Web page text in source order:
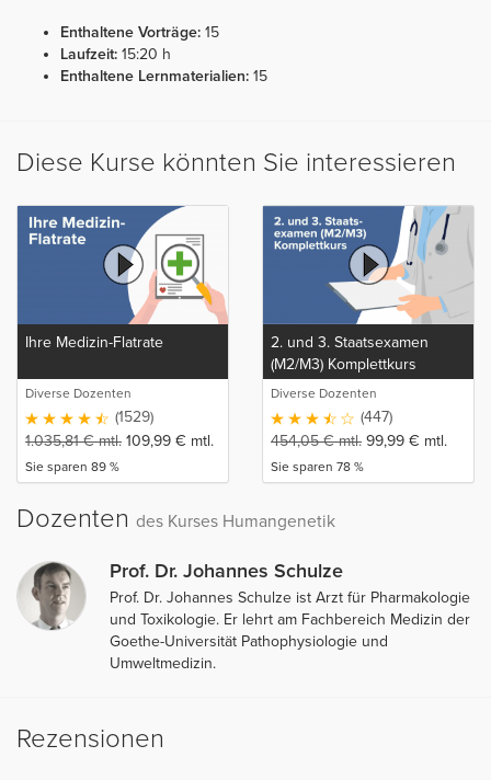
Enthaltene Vorträge: 15
Laufzeit: 15:20 h
Enthaltene Lernmaterialien: 15
Diese Kurse könnten Sie interessieren
Ihre Medizin-Flatrate
Diverse Dozenten
(1529)
1.035,81€mtl. 109,99 € mtl.
Sie sparen 89 %
2. und 3. Staatsexamen
(M2/M3) Komplettkurs
Diverse Dozenten
(447)
454,05€mtl. 99,99 € mtl.
Sie sparen 78 %
Dozenten des Kurses Humangenetik
Prof. Dr. Johannes Schulze
Prof. Dr. Johannes Schulze ist Arzt für Pharmakologie
und Toxikologie. Er lehrt am Fachbereich Medizin der
Goethe-Universität Pathophysiologie und
Umweltmedizin.
Rezensionen